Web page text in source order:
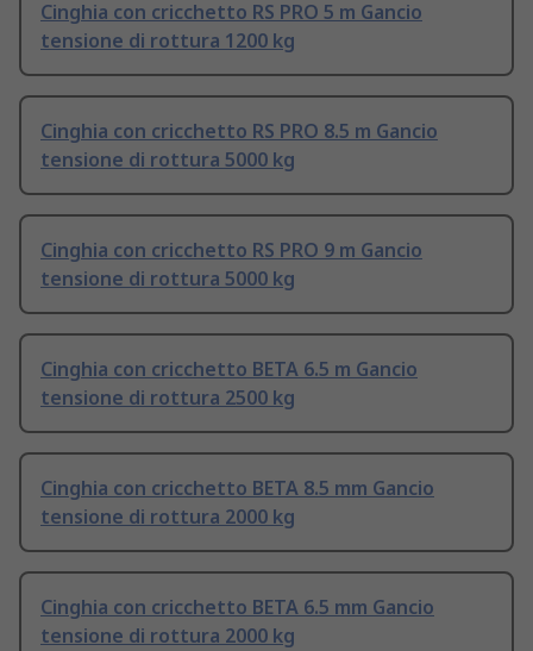
Cinghia con cricchetto RS PRO 5 m Gancio
tensione di rottura 1200 kg
Cinghia con cricchetto RS PRO 8.5 m Gancio
tensione di rottura 5000 kg
Cinghia con cricchetto RS PRO 9 m Gancio
tensione di rottura 5000 kg
Cinghia con cricchetto BETA 6.5 m Gancio
tensione di rottura 2500 kg
Cinghia con cricchetto BETA 8.5 mm Gancio
tensione di rottura 2000 kg
Cinghia con cricchetto BETA 6.5 mm Gancio
tensione di rottura 2000 kg